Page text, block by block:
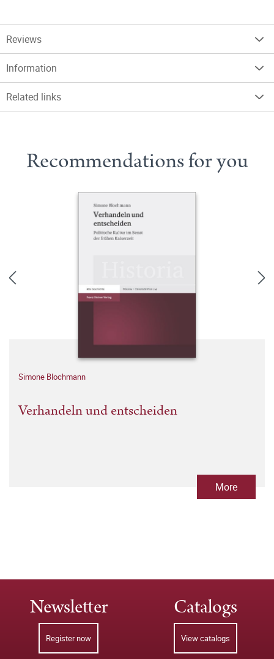
Reviews
Information
Related links
Recommendations for you
Simone Blochmann
Verhandeln und entscheiden
More
Newsletter
Register now
Catalogs
View catalogs